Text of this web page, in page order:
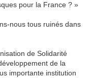
pour la France ? »
nous tous ruinés dans
de Solidarité
de la
importante institution